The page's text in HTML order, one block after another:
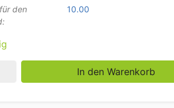
den
10.00
Doppelwandiges Regal 160 x 40
In den Warenkorb